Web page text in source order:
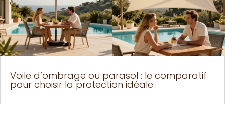
Voile d’ombrage ou parasol : le comparatif
pour choisir la protection idéale